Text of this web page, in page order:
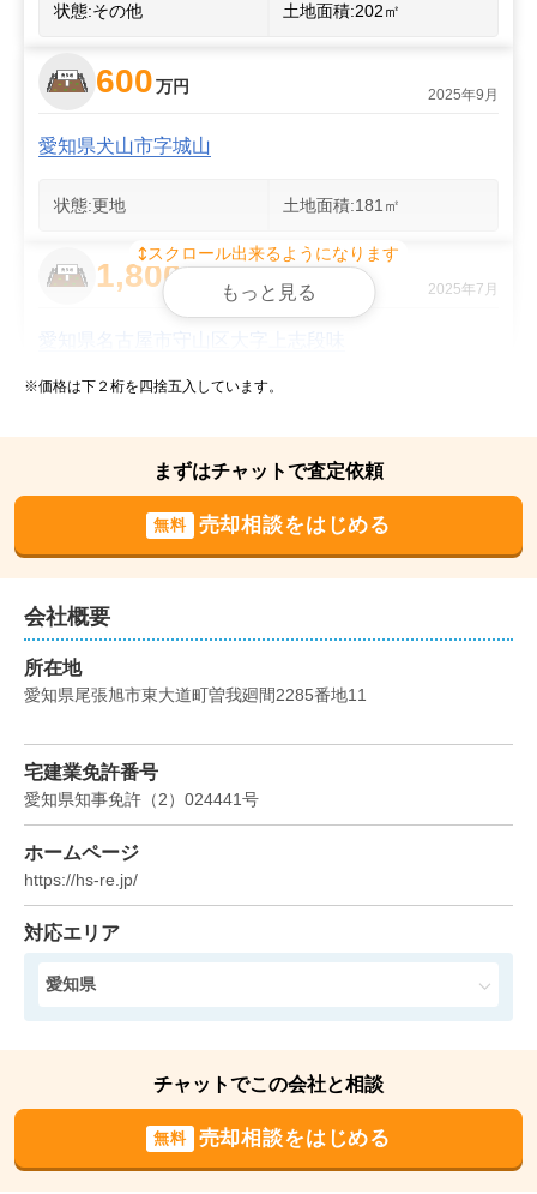
状態:その他 土地面積:202㎡
600万円 2025年9月
愛知県犬山市字城山
状態:更地 土地面積:181㎡
1,800 2025年7月
状態: 更地
万円
岐阜県多治見市坂上町八丁目
状態:更地
3,000
愛知県尾張旭市井田町二丁目
状態:更地
2,500
状態:更地 土地面積:230㎡
スクロール出来るようになります
もっと見る
※価格は下２桁を四捨五入しています。
まずはチャットで査定依頼
無料 売却相談をはじめる
会社概要
所在地
愛知県尾張旭市東大道町曽我廻間2285番地11
宅建業免許番号
愛知県知事免許 （2） 024441号
ホームページ
https://hs-re.jp/
対応エリア
愛知県
チャットでこの会社と相談
無料 売却相談をはじめる